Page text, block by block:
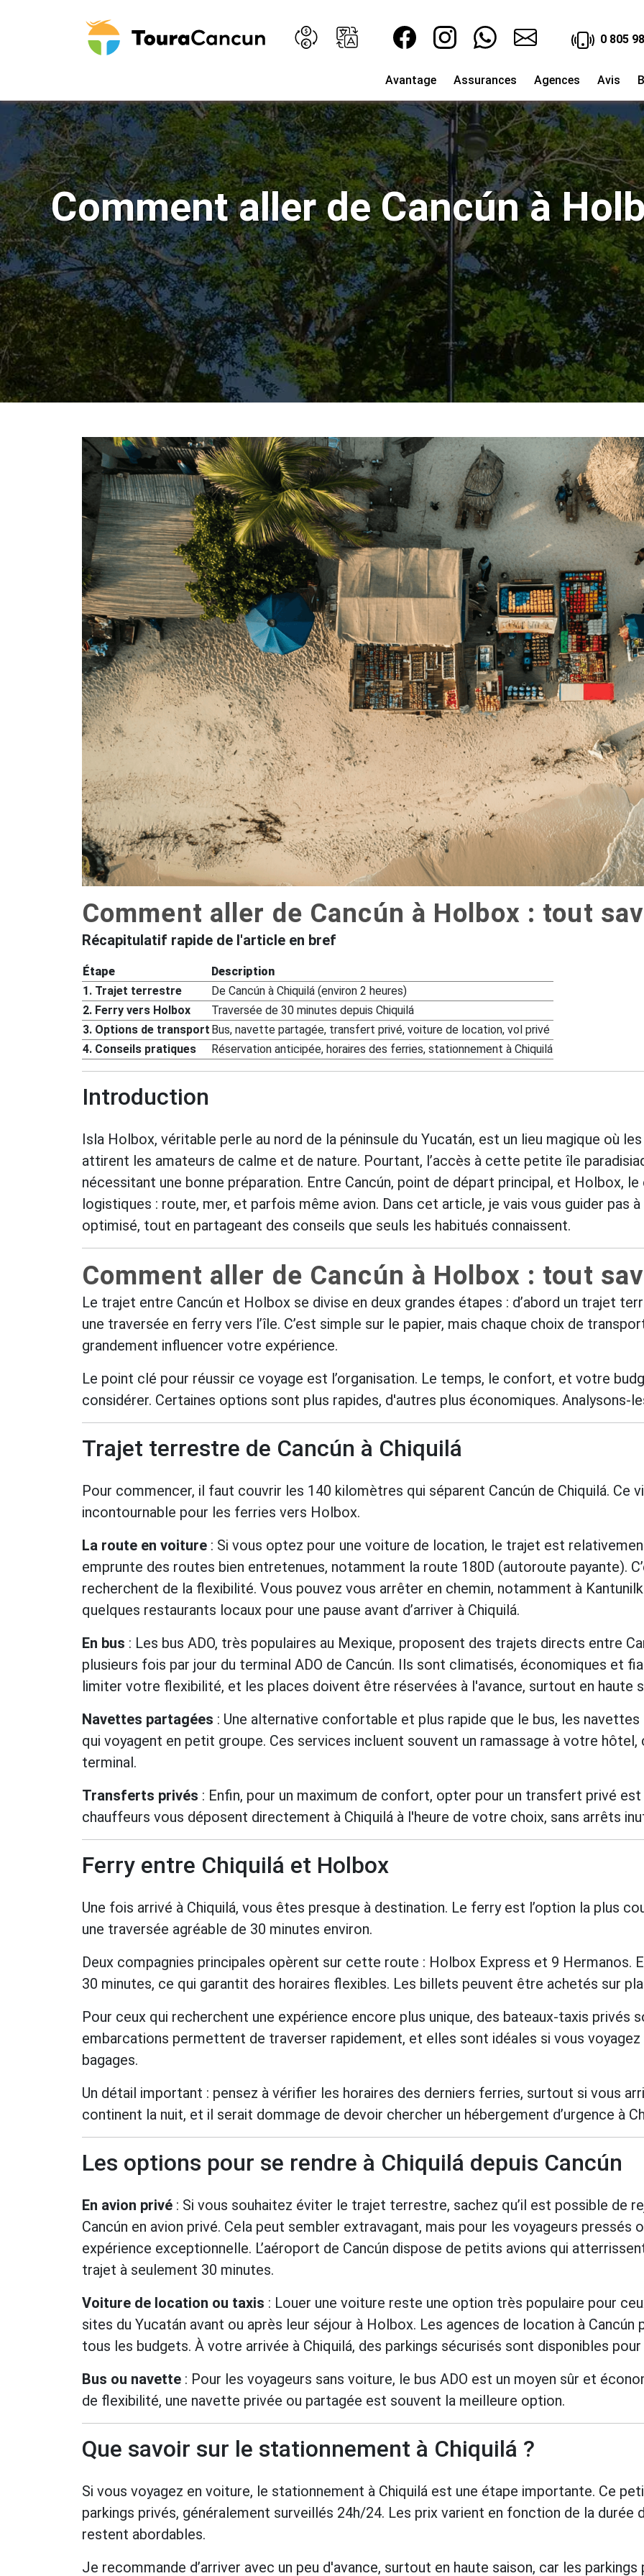
0 805
Avantage Assurances Agences Avis
Comment aller de Cancún à
Comment aller de Cancún à Holbox : tout
Récapitulatif rapide de l'article en bref
Étape
Description
1. Trajet terrestre
De Cancún à Chiquilá (environ 2 heures)
2. Ferry vers Holbox
Traversée de 30 minutes depuis Chiquilá
3. Options de transport Bus, navette partagée, transfert privé, voiture de location, vol privé
4. Conseils pratiques
Réservation anticipée, horaires des ferries, stationnement à Chiquilá
Introduction
Isla Holbox, véritable perle au nord de la péninsule du Yucatán, est un lieu magique où
attirent les amateurs de calme et de nature. Pourtant, l’accès à cette petite île
nécessitant une bonne préparation. Entre Cancún, point de départ principal, et Holbox,
logistiques : route, mer, et parfois même avion. Dans cet article, je vais vous guider pas
optimisé, tout en partageant des conseils que seuls les habitués connaissent.
Comment aller de Cancún à Holbox : tout
Le trajet entre Cancún et Holbox se divise en deux grandes étapes : d’abord un trajet
une traversée en ferry vers l’île. C’est simple sur le papier, mais chaque choix de
grandement influencer votre expérience.
Le point clé pour réussir ce voyage est l’organisation. Le temps, le confort, et votre
considérer. Certaines options sont plus rapides, d'autres plus économiques. Analysons-
Trajet terrestre de Cancún à Chiquilá
Pour commencer, il faut couvrir les 140 kilomètres qui séparent Cancún de Chiquilá. Ce
incontournable pour les ferries vers Holbox.
La route en voiture : Si vous optez pour une voiture de location, le trajet est
emprunte des routes bien entretenues, notamment la route 180D (autoroute payante).
recherchent de la flexibilité. Vous pouvez vous arrêter en chemin, notamment à
quelques restaurants locaux pour une pause avant d’arriver à Chiquilá.
En bus : Les bus ADO, très populaires au Mexique, proposent des trajets directs entre
plusieurs fois par jour du terminal ADO de Cancún. Ils sont climatisés, économiques et
limiter votre flexibilité, et les places doivent être réservées à l'avance, surtout en haute
Navettes partagées : Une alternative confortable et plus rapide que le bus, les
qui voyagent en petit groupe. Ces services incluent souvent un ramassage à votre
terminal.
Transferts privés : Enfin, pour un maximum de confort, opter pour un transfert privé
chauffeurs vous déposent directement à Chiquilá à l'heure de votre choix, sans arrêts
Ferry entre Chiquilá et Holbox
Une fois arrivé à Chiquilá, vous êtes presque à destination. Le ferry est l’option la plus
une traversée agréable de 30 minutes environ.
Deux compagnies principales opèrent sur cette route : Holbox Express et 9 Hermanos.
30 minutes, ce qui garantit des horaires flexibles. Les billets peuvent être achetés sur
Pour ceux qui recherchent une expérience encore plus unique, des bateaux-taxis privés
embarcations permettent de traverser rapidement, et elles sont idéales si vous
bagages.
Un détail important : pensez à vérifier les horaires des derniers ferries, surtout si vous
continent la nuit, et il serait dommage de devoir chercher un hébergement d’urgence à
Les options pour se rendre à Chiquilá depuis Cancún
En avion privé : Si vous souhaitez éviter le trajet terrestre, sachez qu’il est possible de
Cancún en avion privé. Cela peut sembler extravagant, mais pour les voyageurs
expérience exceptionnelle. L’aéroport de Cancún dispose de petits avions qui
trajet à seulement 30 minutes.
Voiture de location ou taxis : Louer une voiture reste une option très populaire pour
sites du Yucatán avant ou après leur séjour à Holbox. Les agences de location à
tous les budgets. À votre arrivée à Chiquilá, des parkings sécurisés sont disponibles
Bus ou navette : Pour les voyageurs sans voiture, le bus ADO est un moyen sûr et
de flexibilité, une navette privée ou partagée est souvent la meilleure option.
Que savoir sur le stationnement à Chiquilá ?
Si vous voyagez en voiture, le stationnement à Chiquilá est une étape importante. Ce
parkings privés, généralement surveillés 24h/24. Les prix varient en fonction de la durée
restent abordables.
Je recommande d’arriver avec un peu d'avance, surtout en haute saison, car les